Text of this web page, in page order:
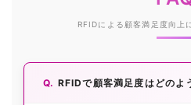
RFIDによる顧客満足度向上
RFIDで顧客満足度はどのよ